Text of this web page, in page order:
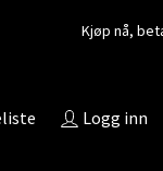
Kjøp nå,
Logg inn